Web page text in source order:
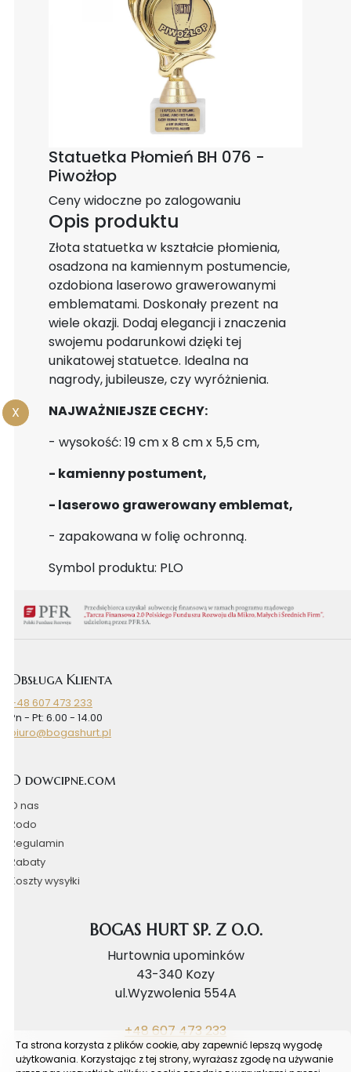
X
Statuetka Płomień BH 076 -
Piwożłop
Ceny widoczne po zalogowaniu
Opis produktu
Złota statuetka w kształcie płomienia,
osadzona na kamiennym postumencie,
ozdobiona laserowo grawerowanymi
emblematami. Doskonały prezent na
wiele okazji. Dodaj elegancji i znaczenia
swojemu podarunkowi dzięki tej
unikatowej statuetce. Idealna na
nagrody, jubileusze, czy wyróżnienia.
NAJWAŻNIEJSZE CECHY:
- wysokość: 19 cm x 8 cm x 5,5 cm,
- kamienny postument,
- laserowo grawerowany emblemat,
- zapakowana w folię ochronną.
Symbol produktu: PLO
Obsługa Klienta
+48 607 473 233
Pn - Pt: 6.00 - 14.00
biuro@bogashurt.pl
O dowcipne.com
O nas
Rodo
Regulamin
Rabaty
Koszty wysyłki
BOGAS HURT SP. Z O.O.
Hurtownia upominków
43-340 Kozy
ul.Wyzwolenia 554A
+48 607 473 233
biuro@bogashurt.pl
Ta strona korzysta z plików cookie, aby zapewnić lepszą wygodę
użytkowania. Korzystając z tej strony, wyrażasz zgodę na używanie